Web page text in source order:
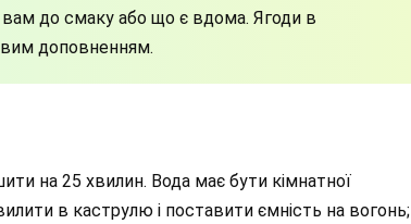
вам до смаку або що є вдома. Ягоди в
доповненням.
на 25 хвилин. Вода має бути кімнатної
в каструлю і поставити ємність на вогонь;